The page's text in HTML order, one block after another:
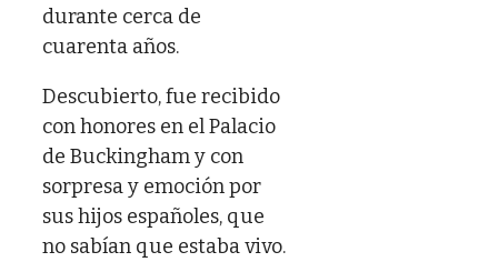
durante cerca de
cuarenta años.
Descubierto, fue recibido
con honores en el Palacio
de Buckingham y con
sorpresa y emoción por
sus hijos españoles, que
no sabían que estaba vivo.